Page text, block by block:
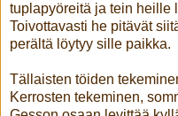
tuplapyöreitä ja tein heille
Toivottavasti he pitävät
perältä löytyy sille paikka.
Tällaisten töiden
Kerrosten tekeminen,